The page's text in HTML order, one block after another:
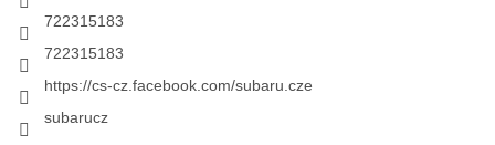
722315183
722315183
https://cs-cz.facebook.com/subaru.cze
subarucz